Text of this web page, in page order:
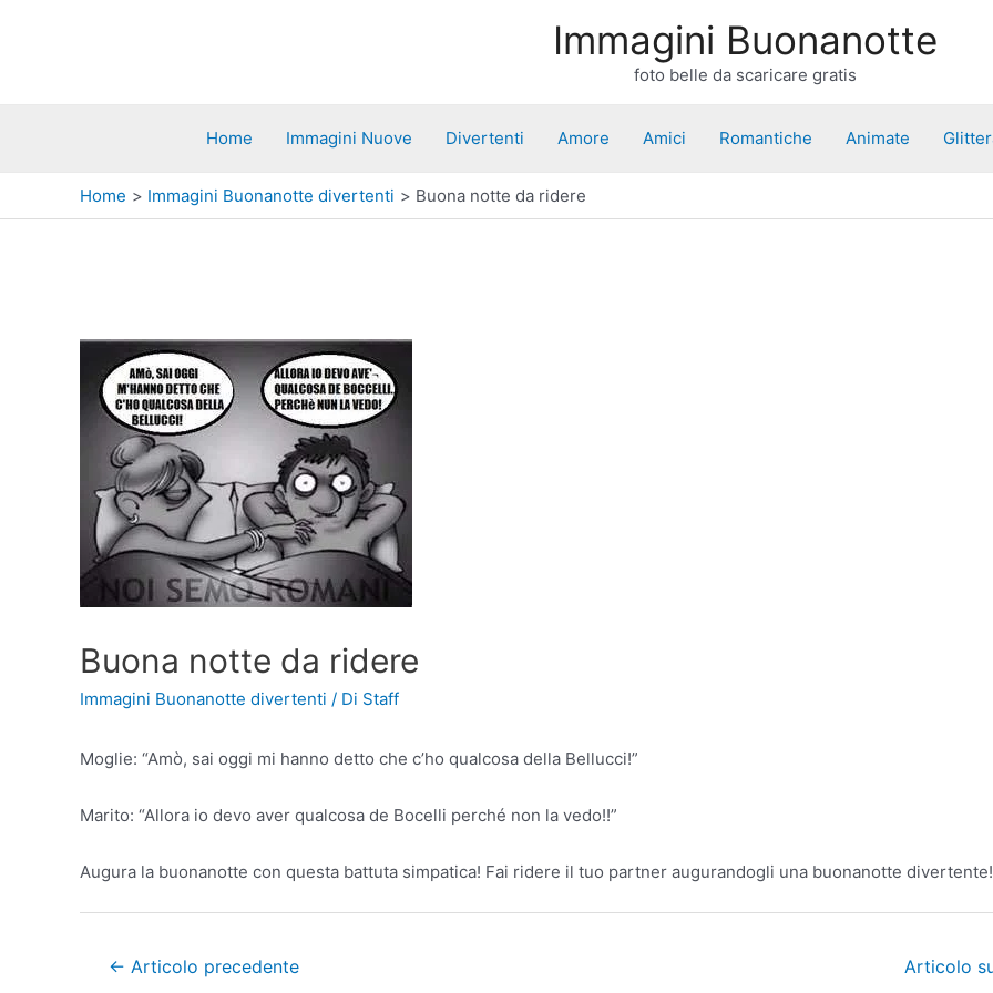
Immagini Buonanotte
foto belle da scaricare gratis
Home Immagini Nuove Divertenti Amore Amici Romantiche Animate
Home Immagini Buonanotte divertenti Buona notte da ridere
Buona notte da ridere
Immagini Buonanotte divertenti / Di Staff
Moglie: “Amò, sai oggi mi hanno detto che c’ho qualcosa della Bellucci!”
Marito: “Allora io devo aver qualcosa de Bocelli perché non la vedo!!”
Augura la buonanotte con questa battuta simpatica! Fai ridere il tuo partner augurandogli una buonanotte divertente!
Navigazione
← Articolo precedente Articolo